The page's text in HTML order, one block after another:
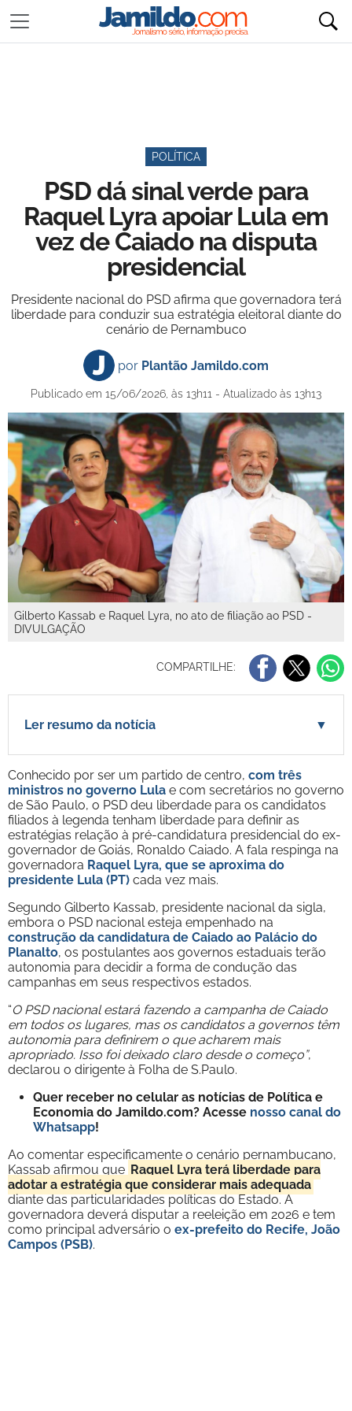
POLÍTICA
PSD dá sinal verde para
Raquel Lyra apoiar Lula em
vez de Caiado na disputa
presidencial
Presidente nacional do PSD afirma que governadora terá
liberdade para conduzir sua estratégia eleitoral diante do
cenário de Pernambuco
por Plantão Jamildo.com
Publicado em 15/06/2026, às 13h11 - Atualizado às 13h13
Gilberto Kassab e Raquel Lyra, no ato de filiação ao PSD -
DIVULGAÇÃO
COMPARTILHE:
Ler resumo da notícia ▼
Conhecido por ser um partido de centro, com três
ministros no governo Lula e com secretários no governo
de São Paulo, o PSD deu liberdade para os candidatos
filiados à legenda tenham liberdade para definir as
estratégias relação à pré-candidatura presidencial do ex-
governador de Goiás, Ronaldo Caiado. A fala respinga na
governadora Raquel Lyra, que se aproxima do
presidente Lula (PT) cada vez mais.
Segundo Gilberto Kassab, presidente nacional da sigla,
embora o PSD nacional esteja empenhado na
construção da candidatura de Caiado ao Palácio do
Planalto, os postulantes aos governos estaduais terão
autonomia para decidir a forma de condução das
campanhas em seus respectivos estados.
“O PSD nacional estará fazendo a campanha de Caiado
em todos os lugares, mas os candidatos a governos têm
autonomia para definirem o que acharem mais
apropriado. Isso foi deixado claro desde o começo”,
declarou o dirigente à Folha de S.Paulo.
Quer receber no celular as notícias de Política e
Economia do Jamildo.com? Acesse nosso canal do
Whatsapp!
Ao comentar especificamente o cenário pernambucano,
Kassab afirmou que Raquel Lyra terá liberdade para
adotar a estratégia que considerar mais adequada
diante das particularidades políticas do Estado. A
governadora deverá disputar a reeleição em 2026 e tem
como principal adversário o ex-prefeito do Recife, João
Campos (PSB).